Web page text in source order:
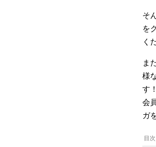
そ
を
く
ま
様
す！
会
ガ